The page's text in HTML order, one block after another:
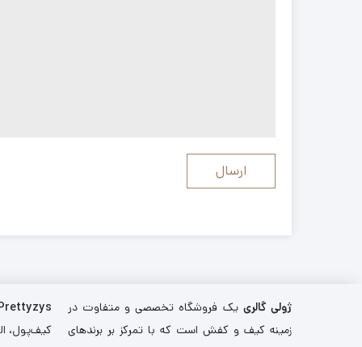
ژولی گالری یک فروشگاه تخصصی و متفاوت در
زمینه کیف و کفش است که با تمرکز بر برندهای
کیف‌پول،